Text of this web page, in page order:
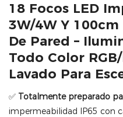
18 Focos LED
3W/4W Y
De Pared –
Todo Color
Lavado Para
✅ Totalmente preparado
impermeabilidad IP65 con